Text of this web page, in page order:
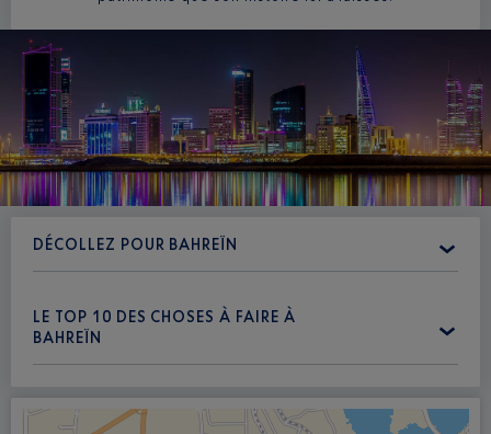
DÉCOLLEZ POUR BAHREÏN
LE TOP 10 DES CHOSES À FAIRE À
BAHREÏN